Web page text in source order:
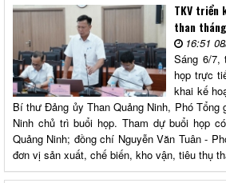
TKV triển
than
16:51
Sáng 6/7,
họp trực
khai kế
Bí thư Đảng ủy Than Quảng Ninh, Phó Tổng
Ninh chủ trì buổi họp. Tham dự buổi họp
Quảng Ninh; đồng chí Nguyễn Văn Tuân -
đơn vị sản xuất, chế biến, kho vận, tiêu thụ